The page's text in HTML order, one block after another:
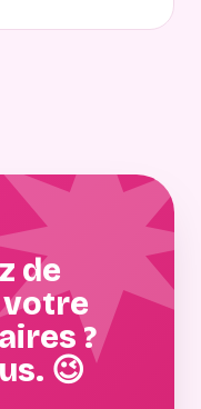
de
?
😉